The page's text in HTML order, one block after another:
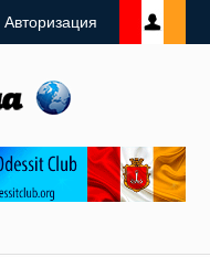
Авторизация